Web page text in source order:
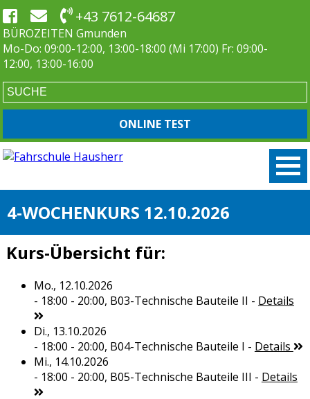
+43 7612-64687
BÜROZEITEN Gmunden
Mo-Do: 09:00-12:00, 13:00-18:00 (Mi 17:00) Fr: 09:00-
12:00, 13:00-16:00
ONLINE TEST
4-WOCHENKURS 12.10.2026
Kurs-Übersicht für:
Mo., 12.10.2026
- 18:00 - 20:00, B03-Technische Bauteile II - Details
Di., 13.10.2026
- 18:00 - 20:00, B04-Technische Bauteile I - Details
Mi., 14.10.2026
- 18:00 - 20:00, B05-Technische Bauteile III - Details